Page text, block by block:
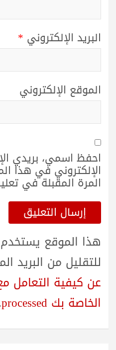
البريد الإلكتروني *
الموقع الإلكتروني
احفظ اسمي، بريدي
الإلكتروني في هذا
المرة المقبلة في
هذا الموقع
للتقليل من البريد
عن كيفية التعامل
الخاصة بك processed